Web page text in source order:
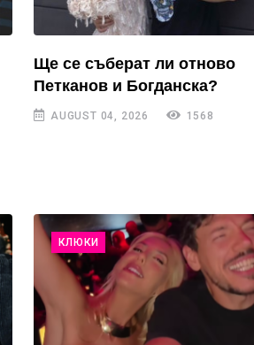
Ще се съберат ли отново
Петканов и Богданска?
AUGUST 04, 2026 1568
КЛЮКИ